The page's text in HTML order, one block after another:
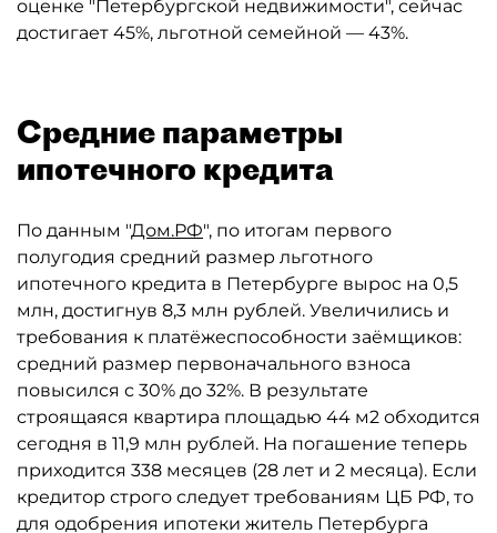
оценке "Петербургской недвижимости", сейчас
достигает 45%, льготной семейной — 43%.
Средние параметры
ипотечного кредита
По данным "Дом.РФ", по итогам первого
полугодия средний размер льготного
ипотечного кредита в Петербурге вырос на 0,5
млн, достигнув 8,3 млн рублей. Увеличились и
требования к платёжеспособности заёмщиков:
средний размер первоначального взноса
повысился с 30% до 32%. В результате
строящаяся квартира площадью 44 м2 обходится
сегодня в 11,9 млн рублей. На погашение теперь
приходится 338 месяцев (28 лет и 2 месяца). Если
кредитор строго следует требованиям ЦБ РФ, то
для одобрения ипотеки житель Петербурга